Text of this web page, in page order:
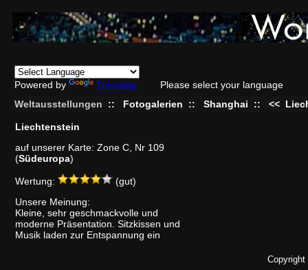
Powered by Translate
Please select your language
Weltausstellungen
:: Fotogalerien :: Shanghai :: <<
Liechtenstein
auf unserer Karte: Zone C, Nr 109
(Südeuropa)
Wertung:
(gut)
Unsere Meinung:
Kleine, sehr geschmackvolle und
moderne Präsentation. Sitzkissen und
Musik laden zur Entspannung ein